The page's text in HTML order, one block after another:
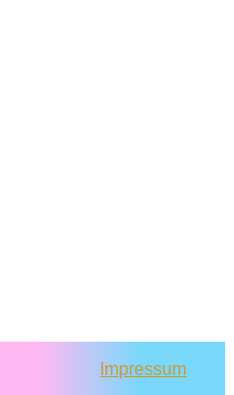
Impressum